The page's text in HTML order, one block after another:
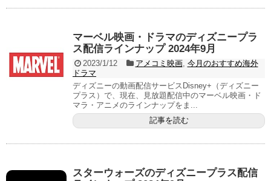
マーベル映画・ドラマのディズニープラ
ス配信ラインナップ 2024年9月
2023/1/12 アメコミ映画, 今月のおすすめ海外
ドラマ
ディズニーの動画配信サービスDisney+（ディズニー
プラス）で、現在、見放題配信中のマーベル映画・ド
マラ・アニメのラインナップをま...
記事を読む
スターウォーズのディズニープラス配信